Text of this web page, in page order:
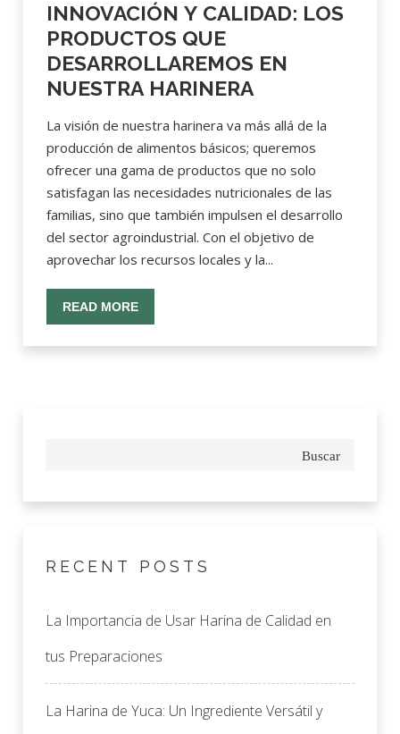
INNOVACIÓN Y CALIDAD: LOS
PRODUCTOS QUE
DESARROLLAREMOS EN
NUESTRA HARINERA
La visión de nuestra harinera va más allá de la
producción de alimentos básicos; queremos
ofrecer una gama de productos que no solo
satisfagan las necesidades nutricionales de las
familias, sino que también impulsen el desarrollo
del sector agroindustrial. Con el objetivo de
aprovechar los recursos locales y la...
READ MORE
Buscar
RECENT POSTS
La Importancia de Usar Harina de Calidad en
tus Preparaciones
La Harina de Yuca: Un Ingrediente Versátil y